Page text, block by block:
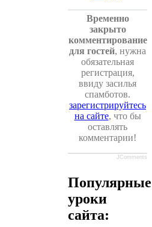
Временно
закрыто
комментирование
для гостей, нужна
обязательная
регистрация,
ввиду засилья
спамботов.
зарегистрируйтесь
на сайте, что бы
оставлять
комментарии!
JComments
Популярные
уроки
сайта: